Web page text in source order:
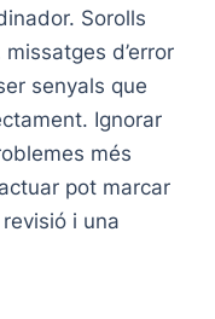
Sorolls
d’error
senyals que
Ignorar
més
pot marcar
i una